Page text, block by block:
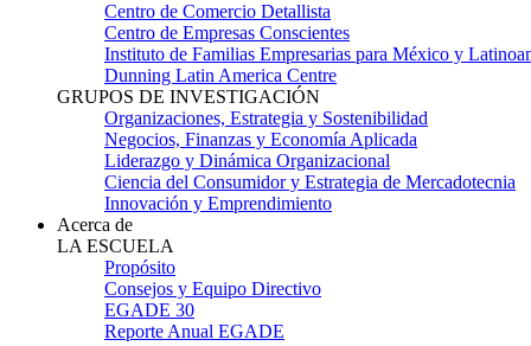
Centro de Comercio Detallista
Centro de Empresas Conscientes
Instituto de Familias Empresarias para México y
Dunning Latin America Centre
GRUPOS DE INVESTIGACIÓN
Organizaciones, Estrategia y Sostenibilidad
Negocios, Finanzas y Economía Aplicada
Liderazgo y Dinámica Organizacional
Ciencia del Consumidor y Estrategia de Mercadotecnia
Innovación y Emprendimiento
Acerca de
LA ESCUELA
Propósito
Consejos y Equipo Directivo
EGADE 30
Reporte Anual EGADE